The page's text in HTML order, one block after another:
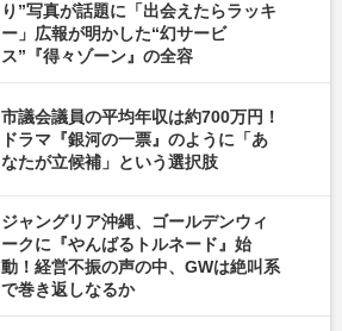
り”写真が話題に「出会えたらラッキ
ー」広報が明かした“幻サービ
ス”『得々ゾーン』の全容
市議会議員の平均年収は約700万円！
ドラマ『銀河の一票』のように「あ
なたが立候補」という選択肢
ジャングリア沖縄、ゴールデンウィ
ークに『やんばるトルネード』始
動！経営不振の声の中、GWは絶叫系
で巻き返しなるか